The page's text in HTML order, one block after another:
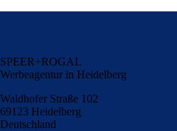
SPEER+ROGAL
Werbeagentur in Heidelberg
Waldhofer Straße 102
69123 Heidelberg
Deutschland